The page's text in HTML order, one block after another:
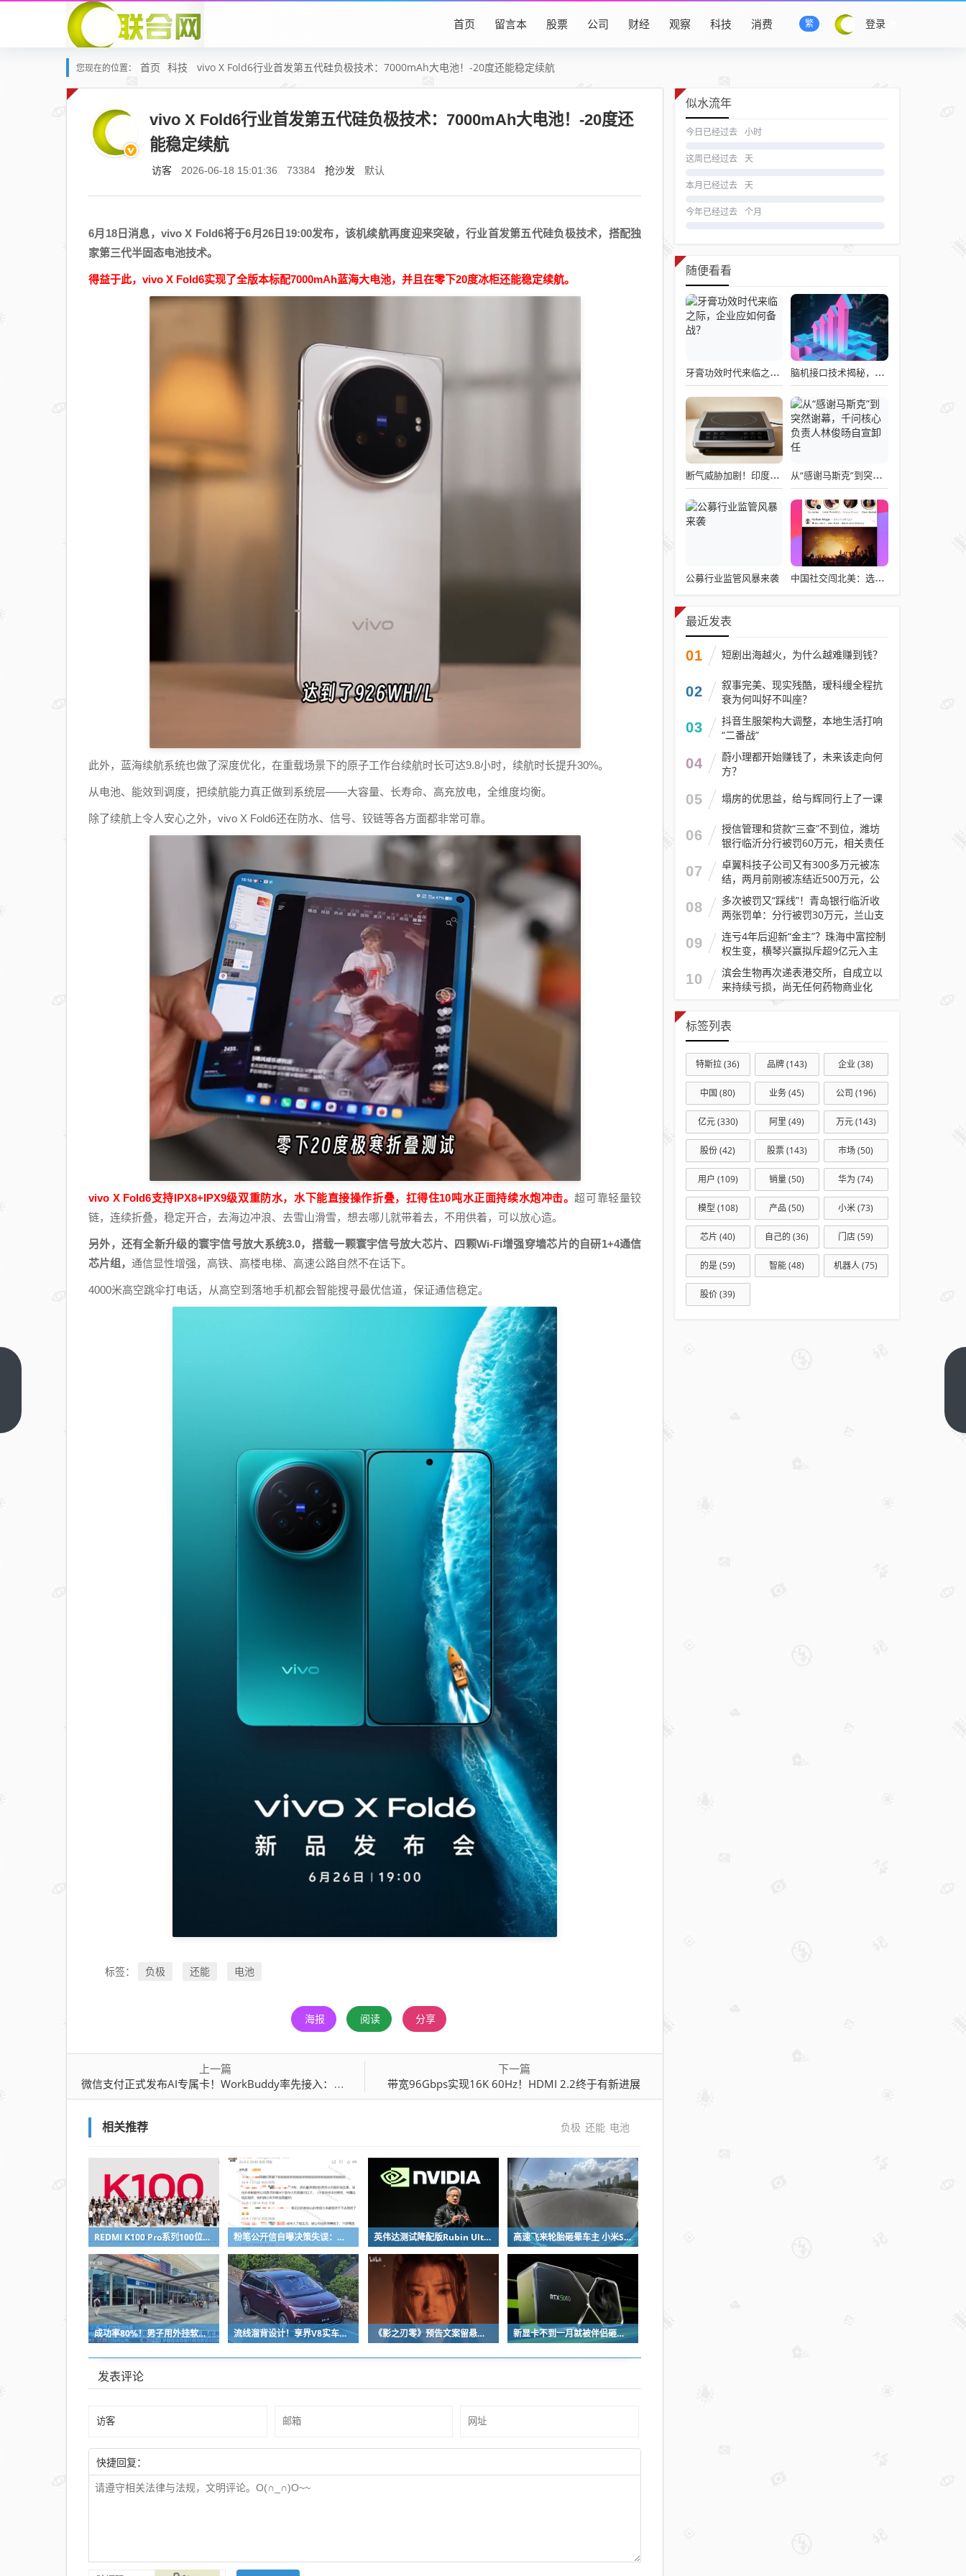
登录
繁
首页 留言本 股票 公司 财经 观察 科技 消费
您现在的位置： 首页 科技 vivo X Fold6行业首发第五代硅负极技术：7000mAh大电池！-20度还能稳定续航
vivo X Fold6行业首发第五代硅负极技术：7000mAh大电池！-20度还
能稳定续航
访客 2026-06-18 15:01:36 73384 抢沙发 默认
6月18日消息，vivo X Fold6将于6月26日19:00发布，该机续航再度迎来突破，行业首发第五代硅负极技术，搭配独
家第三代半固态电池技术。
得益于此，vivo X Fold6实现了全版本标配7000mAh蓝海大电池，并且在零下20度冰柜还能稳定续航。
此外，蓝海续航系统也做了深度优化，在重载场景下的原子工作台续航时长可达9.8小时，续航时长提升30%。
从电池、能效到调度，把续航能力真正做到系统层——大容量、长寿命、高充放电，全维度均衡。
除了续航上令人安心之外，vivo X Fold6还在防水、信号、铰链等各方面都非常可靠。
vivo X Fold6支持IPX8+IPX9级双重防水，水下能直接操作折叠，扛得住10吨水正面持续水炮冲击。超可靠轻量铰
链，连续折叠，稳定开合，去海边冲浪、去雪山滑雪，想去哪儿就带着去，不用供着，可以放心造。
另外，还有全新升级的寰宇信号放大系统3.0，搭载一颗寰宇信号放大芯片、四颗Wi-Fi增强穿墙芯片的自研1+4通信
芯片组， 通信显性增强，高铁、高楼电梯、高速公路自然不在话下。
4000米高空跳伞打电话，从高空到落地手机都会智能搜寻最优信道，保证通信稳定。
标签： 负极 还能 电池
海报 阅读 分享
上一篇
微信支付正式发布AI专属卡！WorkBuddy率先接入：单独余额 不怕乱花钱
下一篇
带宽96Gbps实现16K 60Hz！HDMI 2.2终于有新进展
相关推荐 负极 还能 电池
REDMI K100 Pro系列100位工程师代表亮相：设计、工程K90原班人马操刀 粉笔公开信自曝决策失误：承认鸡贼 蹭热度 舍不得成本想多收钱 英伟达测试降配版Rubin Ultra GPU：HBM短缺下芯片厂商如何破局 高速飞来轮胎砸晕车主 小米SU7自动断电呼叫120 全程半小时救回一命
成功率80%！男子用外挂软件抢12306火车票：牟利2万多被判刑 流线溜背设计！享界V8实车亮相：增程版最大续航339km 《影之刃零》预告文案留悬念 玩家：要反向跳票 新显卡不到一月就被伴侣砸烂：小哥哀叹如此脆弱
发表评论
快捷回复：
似水流年
今日已经过去 小时
这周已经过去 天
本月已经过去 天
今年已经过去 个月
随便看看
牙膏功效时代来临之际，企业应如何备战？ 脑机接口技术揭秘，引领读心术革命的领跑者大盘点
断气威胁加剧！印度民众疯抢电磁炉 制造商将从中国空运部件 从“感谢马斯克”到突然谢幕，千问核心负责人林俊旸自宣卸任
公募行业监管风暴来袭 中国社交闯北美：选择远大于努力
最近发表
01 短剧出海越火，为什么越难赚到钱？
02
叙事完美、现实残酷，瑷科缦全程抗
衰为何叫好不叫座？
03
抖音生服架构大调整，本地生活打响
“二番战”
04
蔚小理都开始赚钱了，未来该走向何
方？
05 塌房的优思益，给与辉同行上了一课
06
授信管理和贷款“三查”不到位，潍坊
银行临沂分行被罚60万元，相关责任
人被警告
07
卓翼科技子公司又有300多万元被冻
结，两月前刚被冻结近500万元，公
司去年预计亏损至少2.1亿元
08
多次被罚又“踩线”！青岛银行临沂收
两张罚单：分行被罚30万元，兰山支
行被罚30万元
09
连亏4年后迎新“金主”？珠海中富控制
权生变，横琴兴赢拟斥超9亿元入主
10
滨会生物再次递表港交所，自成立以
来持续亏损，尚无任何药物商业化
标签列表
特斯拉(36) 品牌(143) 企业(38)
中国 (80) 业务(45) 公司 (196)
亿元(330) 阿里 (49) 万元(143)
股份(42) 股票(143) 市场(50)
用户 (109) 销量(50) 华为 (74)
模型 (108) 产品 (50) 小米(73)
芯片 (40) 自己的 (36) 门店(59)
的是(59) 智能(48) 机器人(75)
股价(39)